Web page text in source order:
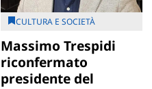
CULTURA E SOCIETÀ
Massimo Trespidi
riconfermato
presidente del